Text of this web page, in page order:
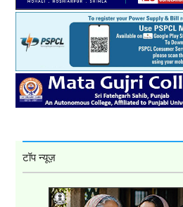
टॉप न्यूज़